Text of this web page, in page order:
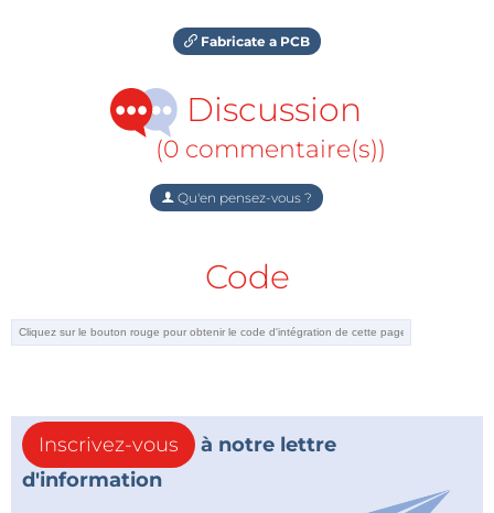
Fabricate a PCB
Discussion
(0 commentaire(s))
Qu'en pensez-vous ?
Code
Inscrivez-vous
à notre lettre
d'information